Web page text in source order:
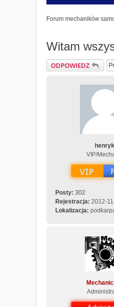
Forum mechaników
Witam
ODPOWIEDZ
henryk
VIP/
Posty: 302
Rejestracja: 2012-
Lokalizacja: